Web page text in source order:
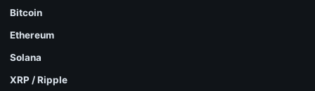
Bitcoin
Ethereum
Solana
XRP / Ripple